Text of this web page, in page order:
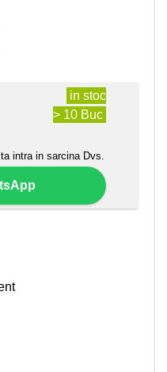
in stoc
> 10 Buc
intra in sarcina Dvs.